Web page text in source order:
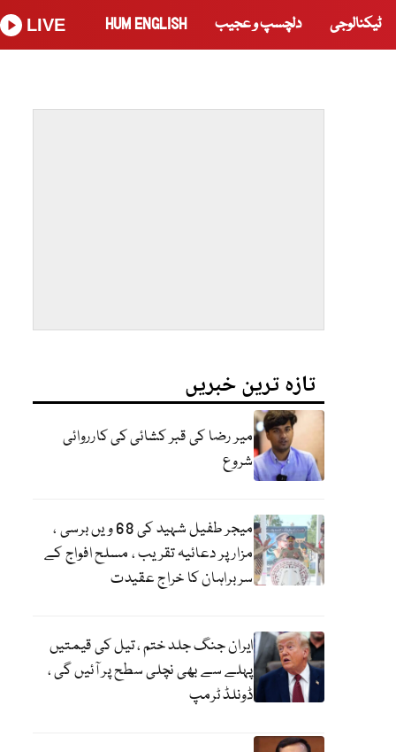
ٹیکنالوجی دلچسپ و عجیب HUM ENGLISH
LIVE
تازہ ترین خبریں
میر رضا کی قبر کشائی کی کارروائی
شروع
میجر طفیل شہید کی 68 ویں برسی ،
مزار پر دعائیہ تقریب ، مسلح افواج کے
سربراہان کا خراج عقیدت
ایران جنگ جلد ختم ، تیل کی قیمتیں
پہلے سے بھی نچلی سطح پر آئیں گی ،
ڈونلڈ ٹرمپ